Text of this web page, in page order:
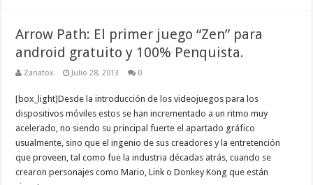
Arrow Path: El primer juego “Zen” para
android gratuito y 100% Penquista.
Zanatox Julio 28, 2013 0
[box_light]Desde la introducción de los videojuegos para los
dispositivos móviles estos se han incrementado a un ritmo muy
acelerado, no siendo su principal fuerte el apartado gráfico
usualmente, sino que el ingenio de sus creadores y la entretención
que proveen, tal como fue la industria décadas atrás, cuando se
crearon personajes como Mario, Link o Donkey Kong que están